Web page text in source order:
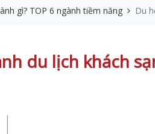
gì? TOP 6 ngành tiềm năng Du
du lịch khách